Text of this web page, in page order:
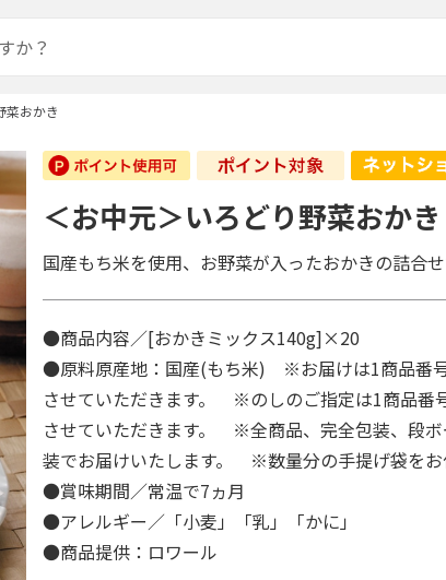
菜おかき
＜お中元＞いろどり野菜おかき
国産もち米を使用、お野菜が入ったおかきの詰合せ
●商品内容／[おかきミックス140g]×20
●原料原産地：国産(もち米) ※お届けは1商品番
させていただきます。 ※のしのご指定は1商品番
させていただきます。 ※全商品、完全包装、段ボ
装でお届けいたします。 ※数量分の手提げ袋を
●賞味期間／常温で7ヵ月
●アレルギー／「小麦」「乳」「かに」
●商品提供：ロワール